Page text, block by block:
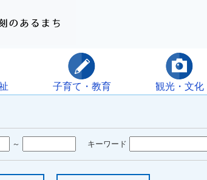
子育て・教育 観光・文化
～ キーワード